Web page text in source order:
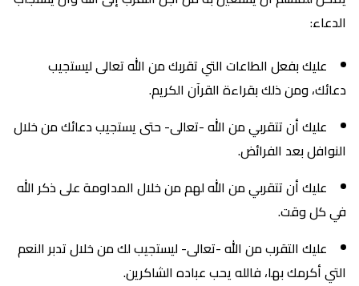
الدعاء:
عليك بفعل الطاعات التي تقربك من الله تعالى ليستجيب
دعائك، ومن ذلك بقراءة القرآن الكريم.
عليك أن تتقربي من الله -تعالى- حتى يستجيب دعائك من خلال
النوافل بعد الفرائض.
عليك أن تتقربي من الله لهم من خلال المداومة على ذكر الله
في كل وقت.
عليك التقرب من الله -تعالى- ليستجيب لك من خلال تدبر النعم
التي أكرمك بها، فالله يحب عباده الشاكرين.